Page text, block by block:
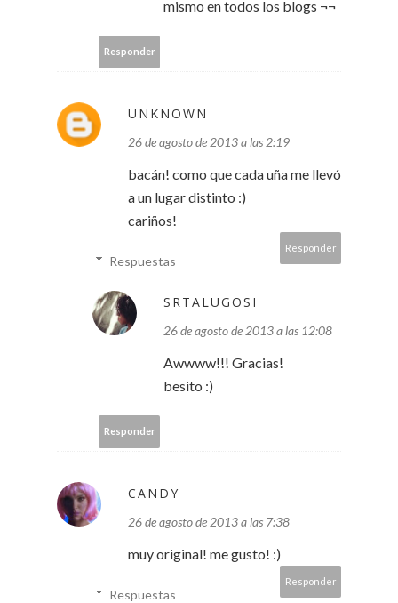
mismo en todos los blogs ¬¬
Responder
UNKNOWN
26 de agosto de 2013 a las 2:19
bacán! como que cada uña me llevó
a un lugar distinto :)
cariños!
Responder
Respuestas
SRTALUGOSI
26 de agosto de 2013 a las 12:08
Awwww!!! Gracias!
besito :)
Responder
CANDY
26 de agosto de 2013 a las 7:38
muy original! me gusto! :)
Responder
Respuestas